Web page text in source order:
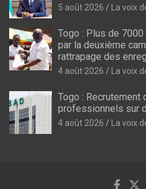
5 août 2026 La voix
Togo : Plus de
par la deuxième
rattrapage des
4 août 2026 La voix
Togo : Recrutement
professionnels sur
4 août 2026 La voix